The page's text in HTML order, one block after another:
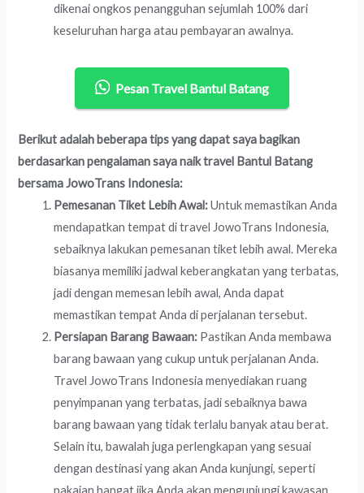
dikenai ongkos penangguhan sejumlah 100% dari
keseluruhan harga atau pembayaran awalnya.
Pesan Travel Bantul Batang
Berikut adalah beberapa tips yang dapat saya bagikan
berdasarkan pengalaman saya naik travel Bantul Batang
bersama JowoTrans Indonesia:
Pemesanan Tiket Lebih Awal:Untuk memastikan Anda
mendapatkan tempat di travel JowoTrans Indonesia,
sebaiknya lakukan pemesanan tiket lebih awal. Mereka
biasanya memiliki jadwal keberangkatan yang terbatas,
jadi dengan memesan lebih awal, Anda dapat
memastikan tempat Anda di perjalanan tersebut.
Persiapan Barang Bawaan: Pastikan Anda membawa
barang bawaan yang cukup untuk perjalanan Anda.
Travel JowoTrans Indonesia menyediakan ruang
penyimpanan yang terbatas, jadi sebaiknya bawa
barang bawaan yang tidak terlalu banyak atau berat.
Selain itu, bawalah juga perlengkapan yang sesuai
dengan destinasi yang akan Anda kunjungi, seperti